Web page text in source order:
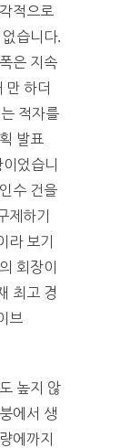
적으로
습니다.
은 지속
만 하더
적자를
발표
었습니
수 건을
제하기
라 보기
회장이
최고 경
브
높지 않
에서 생
에까지